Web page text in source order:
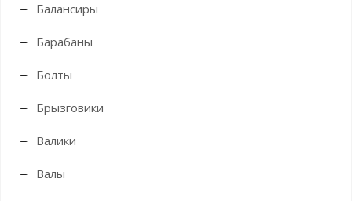
Балансиры
Барабаны
Болты
Брызговики
Валики
Валы